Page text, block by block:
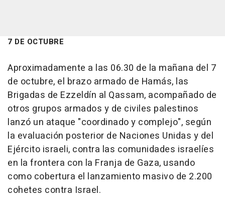
7 DE OCTUBRE
Aproximadamente a las 06.30 de la mañana del 7
de octubre, el brazo armado de Hamás, las
Brigadas de Ezzeldín al Qassam, acompañado de
otros grupos armados y de civiles palestinos
lanzó un ataque "coordinado y complejo", según
la evaluación posterior de Naciones Unidas y del
Ejército israeli, contra las comunidades israelíes
en la frontera con la Franja de Gaza, usando
como cobertura el lanzamiento masivo de 2.200
cohetes contra Israel.